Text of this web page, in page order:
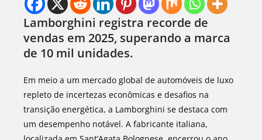
Lamborghini registra recorde de
vendas em 2025, superando a marca
de 10 mil unidades.
Em meio a um mercado global de automóveis de luxo
repleto de incertezas econômicas e desafios na
transição energética, a Lamborghini se destaca com
um desempenho notável. A fabricante italiana,